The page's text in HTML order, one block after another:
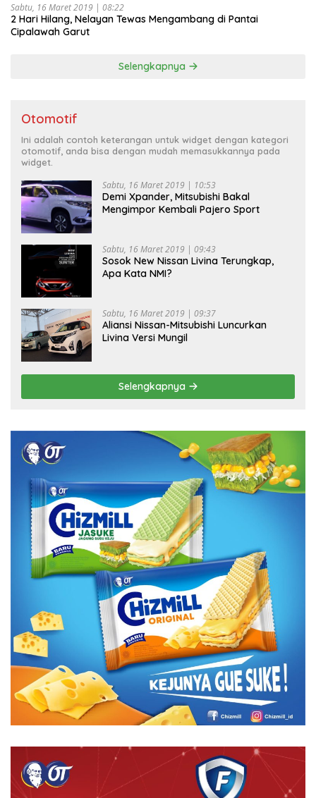
Sabtu, 16 Maret 2019 | 08:22
2 Hari Hilang, Nelayan Tewas Mengambang di Pantai
Cipalawah Garut
Selengkapnya
Otomotif
Ini adalah contoh keterangan untuk widget dengan kategori
otomotif, anda bisa dengan mudah memasukkannya pada
widget.
Sabtu, 16 Maret 2019 | 10:53
Demi Xpander, Mitsubishi Bakal
Mengimpor Kembali Pajero Sport
Sabtu, 16 Maret 2019 | 09:43
Sosok New Nissan Livina Terungkap,
Apa Kata NMI?
Sabtu, 16 Maret 2019 | 09:37
Aliansi Nissan-Mitsubishi Luncurkan
Livina Versi Mungil
Selengkapnya